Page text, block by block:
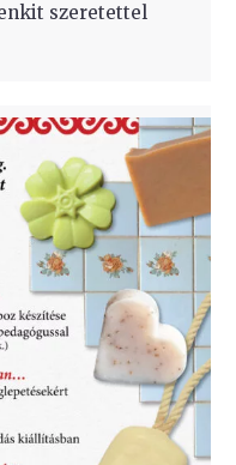
szeretettel